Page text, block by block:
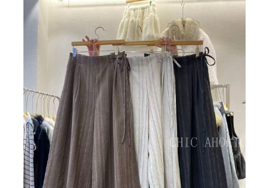
BIG SALE
CA made